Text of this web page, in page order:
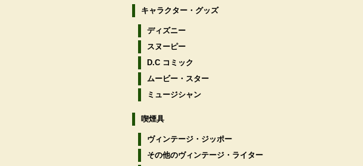
キャラクター・グッズ
ディズニー
スヌーピー
D.C コミック
ムービー・スター
ミュージシャン
喫煙具
ヴィンテージ・ジッポー
その他のヴィンテージ・ライター